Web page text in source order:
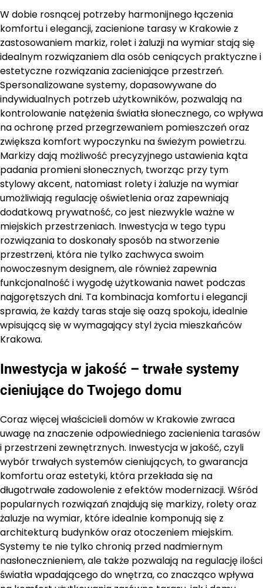
W dobie rosnącej potrzeby harmonijnego łączenia
komfortu i elegancji, zacienione tarasy w Krakowie z
zastosowaniem markiz, rolet i żaluzji na wymiar stają się
idealnym rozwiązaniem dla osób ceniących praktyczne i
estetyczne rozwiązania zacieniające przestrzeń.
Spersonalizowane systemy, dopasowywane do
indywidualnych potrzeb użytkowników, pozwalają na
kontrolowanie natężenia światła słonecznego, co wpływa
na ochronę przed przegrzewaniem pomieszczeń oraz
zwiększa komfort wypoczynku na świeżym powietrzu.
Markizy dają możliwość precyzyjnego ustawienia kąta
padania promieni słonecznych, tworząc przy tym
stylowy akcent, natomiast rolety i żaluzje na wymiar
umożliwiają regulację oświetlenia oraz zapewniają
dodatkową prywatność, co jest niezwykle ważne w
miejskich przestrzeniach. Inwestycja w tego typu
rozwiązania to doskonały sposób na stworzenie
przestrzeni, która nie tylko zachwyca swoim
nowoczesnym designem, ale również zapewnia
funkcjonalność i wygodę użytkowania nawet podczas
najgorętszych dni. Ta kombinacja komfortu i elegancji
sprawia, że każdy taras staje się oazą spokoju, idealnie
wpisującą się w wymagający styl życia mieszkańców
Krakowa.
Inwestycja w jakość – trwałe systemy
cieniujące do Twojego domu
Coraz więcej właścicieli domów w Krakowie zwraca
uwagę na znaczenie odpowiedniego zacienienia tarasów
i przestrzeni zewnętrznych. Inwestycja w jakość, czyli
wybór trwałych systemów cieniujących, to gwarancja
komfortu oraz estetyki, która przekłada się na
długotrwałe zadowolenie z efektów modernizacji. Wśród
popularnych rozwiązań znajdują się markizy, rolety oraz
żaluzje na wymiar, które idealnie komponują się z
architekturą budynków oraz otoczeniem miejskim.
Systemy te nie tylko chronią przed nadmiernym
nasłonecznieniem, ale także pozwalają na regulację ilości
światła wpadającego do wnętrza, co znacząco wpływa